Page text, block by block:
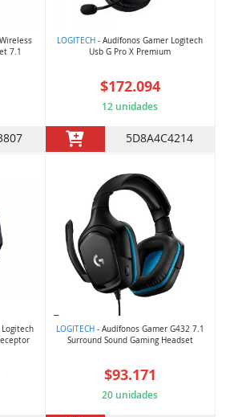
7.1
LOGITECH - Audífonos Gamer Logitech
Usb G Pro X Premium
$172.094
12 unidades
5D8A4C4214
LOGITECH- Audífonos Gamer G432 7.1
Surround Sound Gaming Headset
$93.171
20 unidades